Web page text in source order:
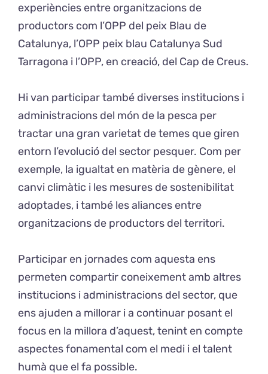
experiències entre organitzacions de
productors com l’OPP del peix Blau de
Catalunya, l’OPP peix blau Catalunya Sud
Tarragona i l’OPP, en creació, del Cap de Creus.
Hi van participar també diverses institucions i
administracions del món de la pesca per
tractar una gran varietat de temes que giren
entorn l’evolució del sector pesquer. Com per
exemple, la igualtat en matèria de gènere, el
canvi climàtic i les mesures de sostenibilitat
adoptades, i també les aliances entre
organitzacions de productors del territori.
Participar en jornades com aquesta ens
permeten compartir coneixement amb altres
institucions i administracions del sector, que
ens ajuden a millorar i a continuar posant el
focus en la millora d’aquest, tenint en compte
aspectes fonamental com el medi i el talent
humà que el fa possible.